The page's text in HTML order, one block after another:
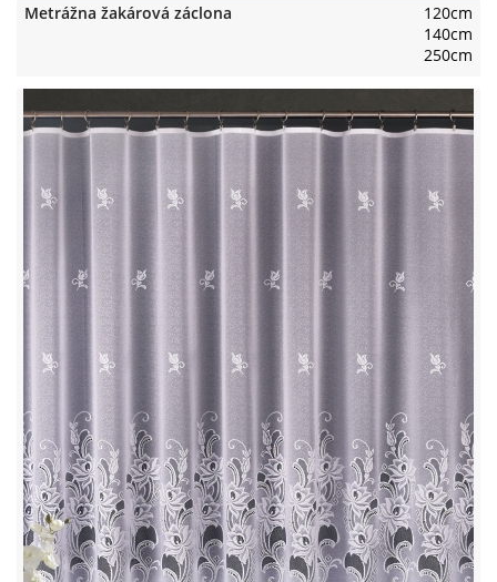
Metrážna žakárová záclona
120cm
140cm
250cm